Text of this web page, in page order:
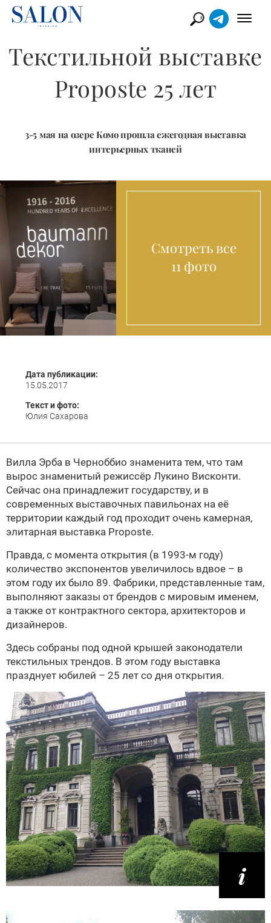
​Текстильной выставке
Proposte 25 лет
3-5 мая на озере Комо прошла ежегодная выставка
интерьерных тканей
Смотреть все
11 фото
Дата публикации:
15.05.2017
Текст и фото:
Юлия Сахарова
Вилла Эрба в Черноббио знаменита тем, что там
вырос знаменитый режиссёр Лукино Висконти.
Сейчас она принадлежит государству, и в
современных выставочных павильонах на её
территории каждый год проходит очень камерная,
элитарная выставка Proposte.
Правда, с момента открытия (в 1993-м году)
количество экспонентов увеличилось вдвое – в
этом году их было 89. Фабрики, представленные там,
выполняют заказы от брендов с мировым именем,
а также от контрактного сектора, архитекторов и
дизайнеров.
Здесь собраны под одной крышей законодатели
текстильных трендов. В этом году выставка
празднует юбилей – 25 лет со дня открытия.